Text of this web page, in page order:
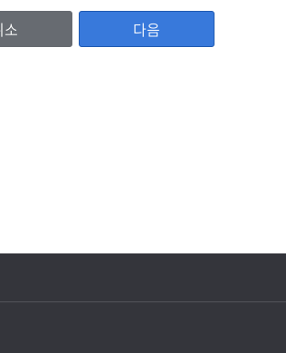
명, 비밀번호, 대표자명, 주소, 사업자등록증, 담당
.
소 다음